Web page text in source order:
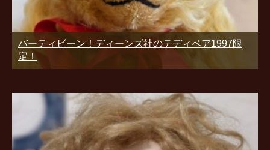
バーティビーン！ディーンズ社のテディベア1997限
定！